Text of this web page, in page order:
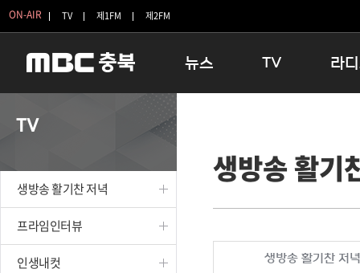
ON-AIR TV 제1FM 제2FM
뉴스
보은
TV
인생내컷
테마기행 길
시청자 FLEX
특집프로그램
라
16:00
우리 고
TV
생방송 활기찬 저녁
프라임인터뷰
인생내컷
생방송 활기
생방송 활기찬 저녁